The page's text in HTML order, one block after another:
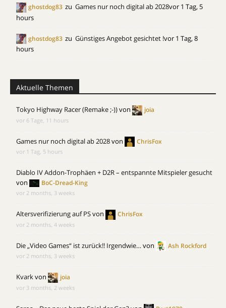
ghostdog83 zu Games nur noch digital ab 2028vor 1 Tag, 5
hours
ghostdog83 zu Günstiges Angebot gesichtet !vor 1 Tag, 8
hours
Aktuelle Themen
Tokyo Highway Racer (Remake ;-))von joia
vor 6 Tage, 11 hours
Games nur noch digital ab 2028von ChrisFox
vor 1 Tag, 5 hours
Diablo IV Addon-Trophäen + D2R – entspannte Mitspieler gesucht
von
BoC-Dread-King
vor 2 months, 3 weeks
Altersverifizierung auf PSvon ChrisFox
vor 2 months, 4 weeks
Die „Video Games“ ist zurück!! Irgendwie…von Ash Rockford
vor 2 months, 3 weeks
Kvarkvon joia
vor 3 months, 2 weeks